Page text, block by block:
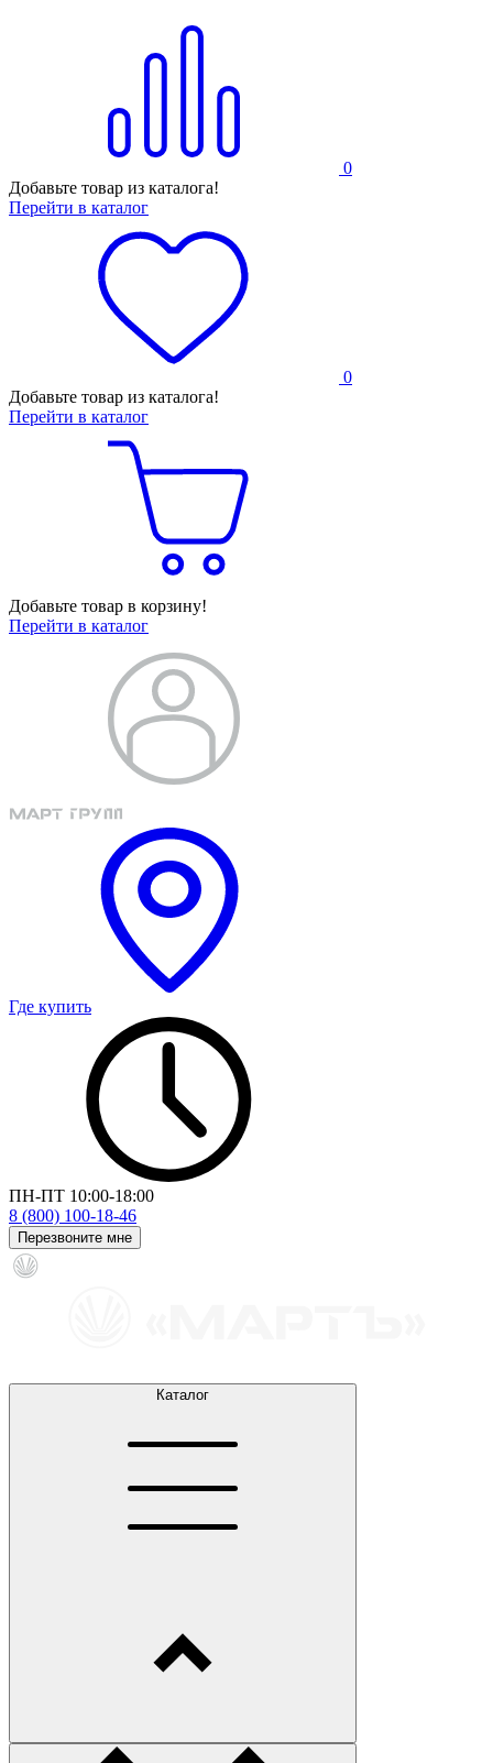
0
Добавьте товар из каталога!
Перейти в каталог
0
Добавьте товар из каталога!
Перейти в каталог
Добавьте товар в корзину!
Перейти в каталог
Где купить
ПН-ПТ 10:00-18:00
8 (800) 100-18-46
Перезвоните мне
Каталог